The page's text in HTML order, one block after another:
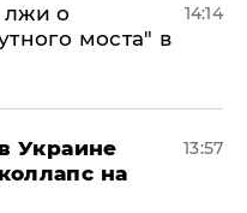
о
моста" в
14:14
Украине
на
13:57